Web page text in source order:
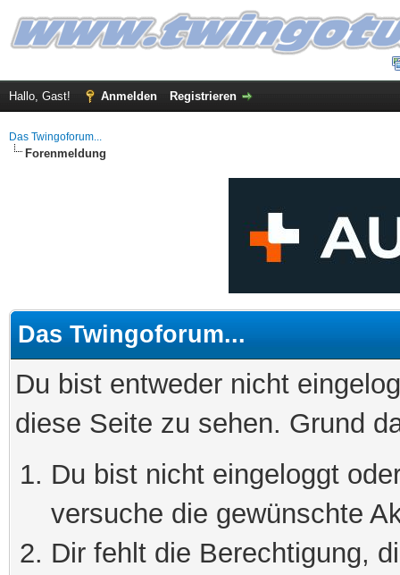
Hallo, Gast! Anmelden Registrieren
Das Twingoforum...
Forenmeldung
Das Twingoforum...
Du bist entweder nicht
diese Seite zu sehen. Grund
Du bist nicht eingeloggt
versuche die gewünschte
Dir fehlt die Berechtigung,